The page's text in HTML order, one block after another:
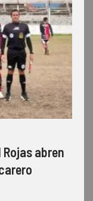
abren